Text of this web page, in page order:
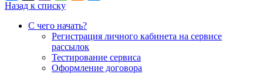
Назад к списку
С чего начать?
Регистрация личного кабинета на сервисе
рассылок
Тестирование сервиса
Оформление договора